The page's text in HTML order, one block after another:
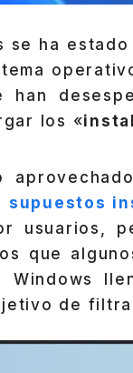
se ha
han
los «
supuestos
usuarios,
que
de